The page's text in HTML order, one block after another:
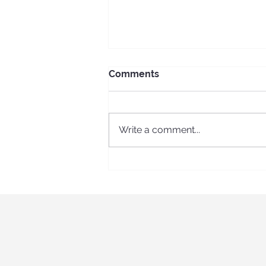
Comments
Write a comment...